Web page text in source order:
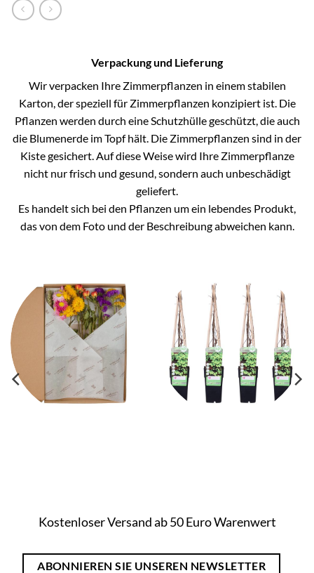
Verpackung und Lieferung
Wir verpacken Ihre Zimmerpflanzen in einem stabilen
Karton, der speziell für Zimmerpflanzen konzipiert ist. Die
Pflanzen werden durch eine Schutzhülle geschützt, die auch
die Blumenerde im Topf hält. Die Zimmerpflanzen sind in der
Kiste gesichert. Auf diese Weise wird Ihre Zimmerpflanze
nicht nur frisch und gesund, sondern auch unbeschädigt
geliefert.
Es handelt sich bei den Pflanzen um ein lebendes Produkt,
das von dem Foto und der Beschreibung abweichen kann.
Kostenloser Versand ab 50 Euro Warenwert
ABONNIEREN SIE UNSEREN NEWSLETTER